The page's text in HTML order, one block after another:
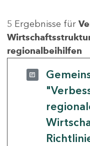
5 Ergebnisse für
regionalbeihilfen